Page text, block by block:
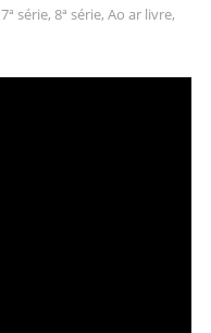
7ª série, 8ª série, Ao ar livre,